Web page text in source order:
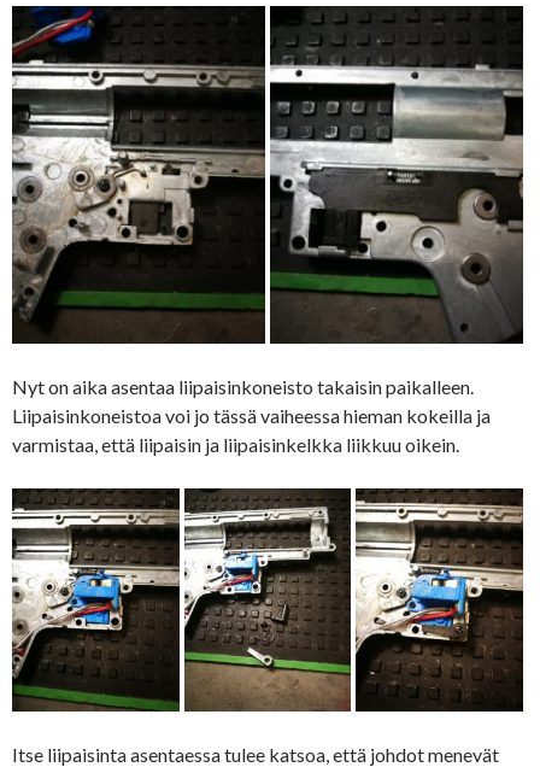
Nyt on aika asentaa liipaisinkoneisto takaisin paikalleen.
Liipaisinkoneistoa voi jo tässä vaiheessa hieman kokeilla ja
varmistaa, että liipaisin ja liipaisinkelkka liikkuu oikein.
Itse liipaisinta asentaessa tulee katsoa, että johdot menevät